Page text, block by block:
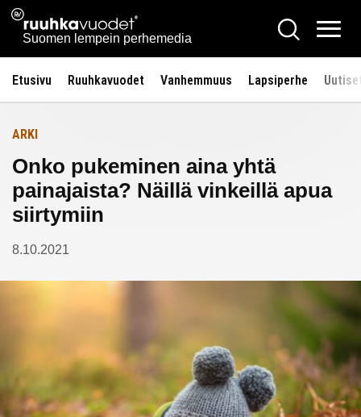
Siirry
sisältöön
Ruuhkavuodet.fi
Suomen lempein perhemedia
Hae
Etusivu Ruuhkavuodet Vanhemmuus Lapsiperhe
Etusivulle
ARKI
Onko pukeminen aina yhtä
painajaista? Näillä vinkeillä apua
siirtymiin
8.10.2021